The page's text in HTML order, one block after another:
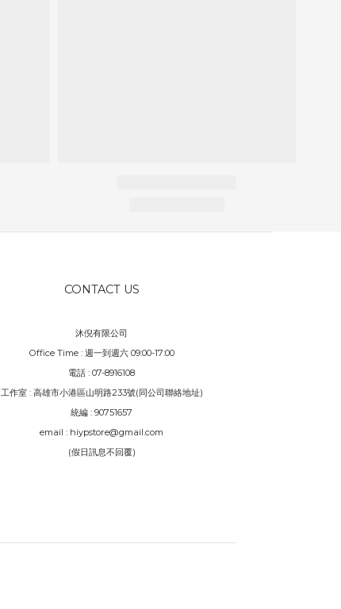
CONTACT US
沐倪有限公司
Office Time : 週一到週六 09:00-17:00
電話 : 07-8916108
工作室 : 高雄市小港區山明路233號(同公司聯絡地址)
統編 : 90751657
email : hiypstore@gmail.com
(假日訊息不回覆)